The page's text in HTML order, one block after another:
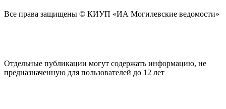
Все права защищены © КИУП «ИА Могилевские ведомости»
Отдельные публикации могут содержать информацию, не
предназначенную для пользователей до 12 лет